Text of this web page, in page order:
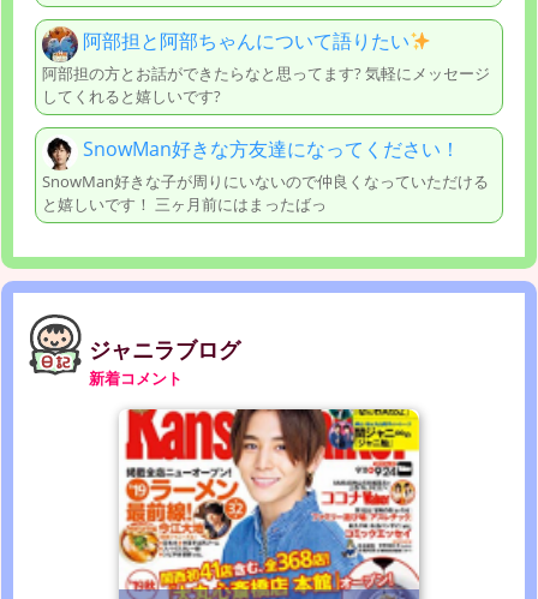
阿部担と阿部ちゃんについて語りたい
阿部担の方とお話ができたらなと思ってます? 気軽にメッセージ
してくれると嬉しいです?
SnowMan好きな方友達になってください！
SnowMan好きな子が周りにいないので仲良くなっていただける
と嬉しいです！ 三ヶ月前にはまったばっ
ジャニラブログ
新着コメント